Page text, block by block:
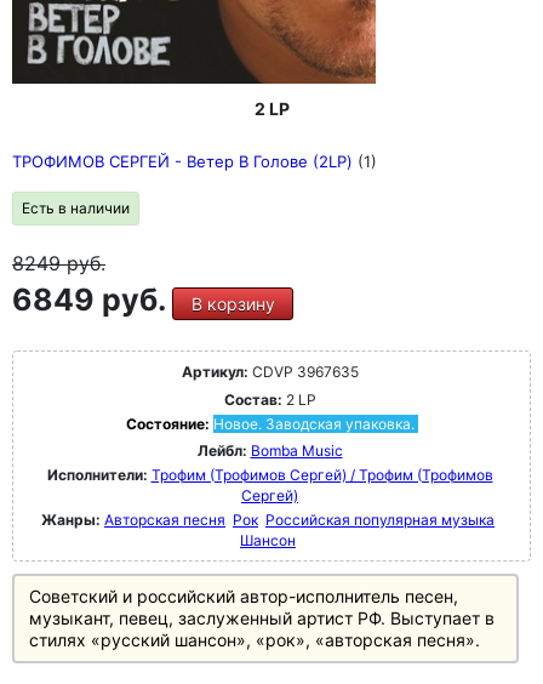
2 LP
ТРОФИМОВ СЕРГЕЙ - Ветер В Голове (2LP) (1)
Есть в наличии
8249руб.
6849 руб. В корзину
Артикул: CDVP 3967635
Состав: 2 LP
Состояние: Новое. Заводская упаковка.
Лейбл: Bomba Music
Исполнители: Трофим (Трофимов Сергей) / Трофим (Трофимов
Сергей)
Жанры: Авторская песня Рок Российская популярная музыка
Шансон
Советский и российский автор-исполнитель песен,
музыкант, певец, заслуженный артист РФ. Выступает в
стилях «русский шансон», «рок», «авторская песня».